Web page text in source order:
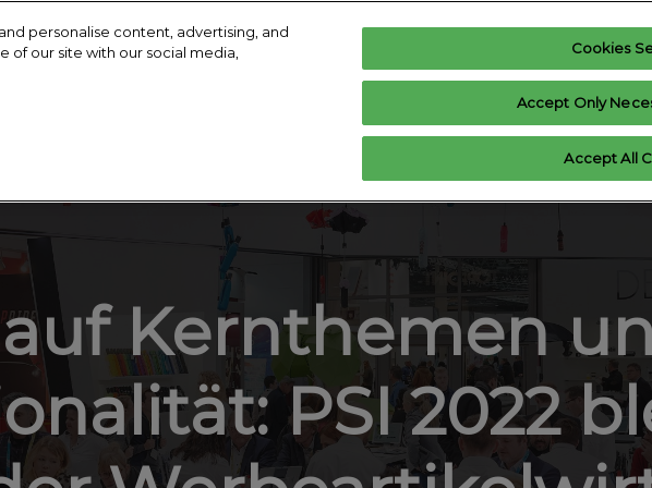
2027
Deutsch Interesse anmelden
buchen
Kernthemen
PSI 2022
personalise content, advertising, and
of our site with our social media,
Cookies
Accept Only
Accept All